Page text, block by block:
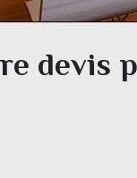
devis